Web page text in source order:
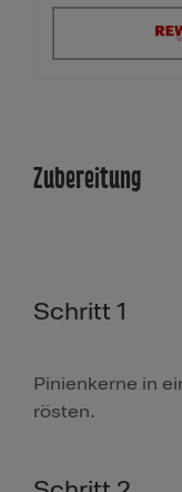
Zubereitung
Schritt 1
Pinienkerne in
rösten.